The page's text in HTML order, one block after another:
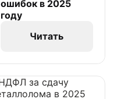
ошибок в 2025
году
Читать